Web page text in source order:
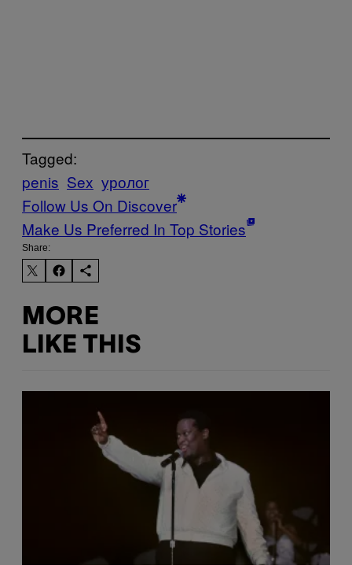
Tagged:
penis Sex уролог
Follow Us On Discover
Make Us Preferred In Top Stories
Share:
MORE
LIKE THIS